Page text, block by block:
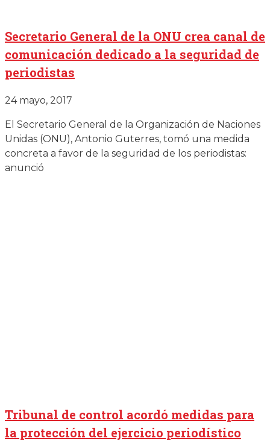
Secretario General de la ONU crea canal de
comunicación dedicado a la seguridad de
periodistas
24 mayo, 2017
El Secretario General de la Organización de Naciones
Unidas (ONU), Antonio Guterres, tomó una medida
concreta a favor de la seguridad de los periodistas:
anunció
Tribunal de control acordó medidas para
la protección del ejercicio periodístico